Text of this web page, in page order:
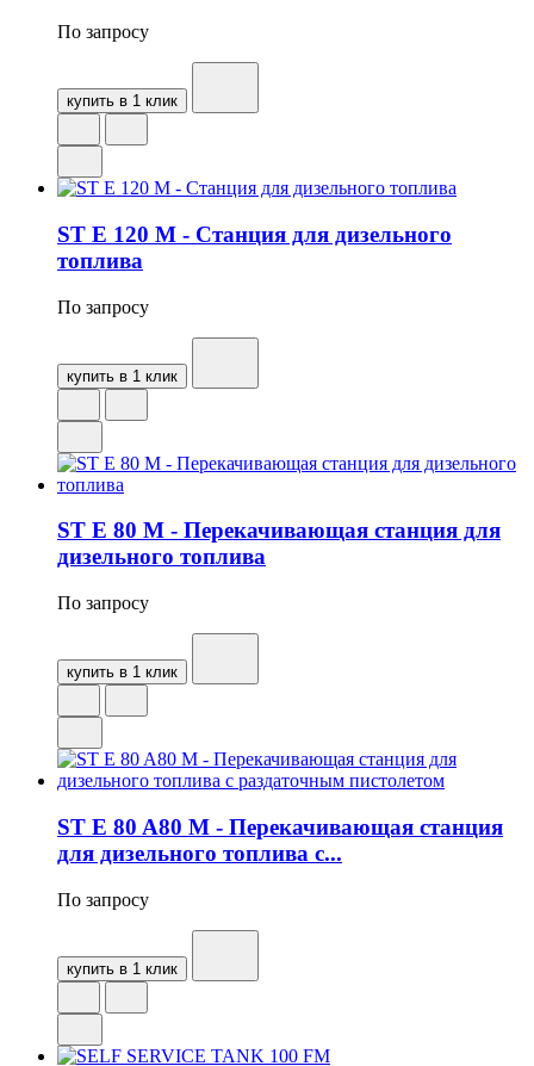
По запросу
купить в 1 клик
ST E 120 M - Станция для дизельного
топлива
По запросу
купить в 1 клик
ST E 80 M - Перекачивающая станция для
дизельного топлива
По запросу
купить в 1 клик
ST E 80 A80 M - Перекачивающая станция
для дизельного топлива с...
По запросу
купить в 1 клик